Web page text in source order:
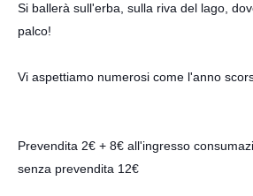
Si ballerà sull'erba, sulla riva del lago,
palco!
Vi aspettiamo numerosi come l'anno
Prevendita 2€ + 8€ all'ingresso
senza prevendita 12€